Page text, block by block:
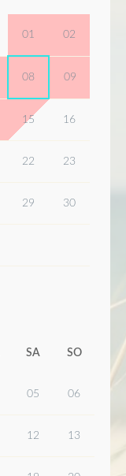
01 02
08 09
15 16
22 23
29 30
SA SO
05 06
12 13